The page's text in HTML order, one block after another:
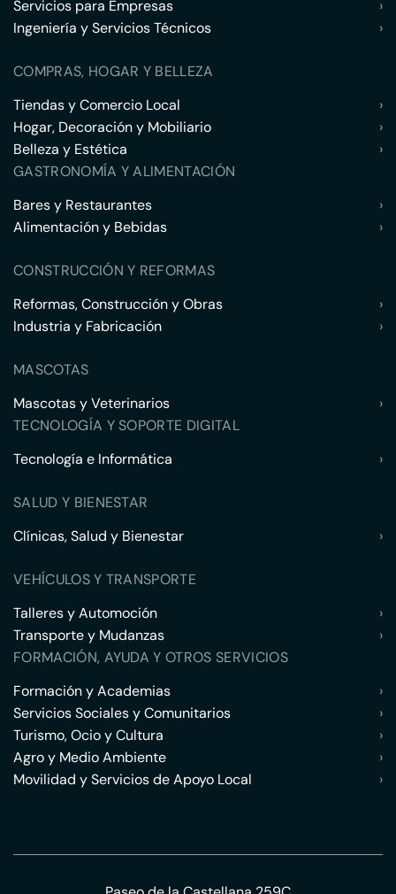
Servicios para Empresas
›
Ingeniería y Servicios Técnicos
›
COMPRAS, HOGAR Y BELLEZA
Tiendas y Comercio Local
›
Hogar, Decoración y Mobiliario
›
Belleza y Estética
›
GASTRONOMÍA Y ALIMENTACIÓN
Bares y Restaurantes
›
Alimentación y Bebidas
›
CONSTRUCCIÓN Y REFORMAS
Reformas, Construcción y Obras
›
Industria y Fabricación
›
MASCOTAS
Mascotas y Veterinarios
›
TECNOLOGÍA Y SOPORTE DIGITAL
Tecnología e Informática
›
SALUD Y BIENESTAR
Clínicas, Salud y Bienestar
›
VEHÍCULOS Y TRANSPORTE
Talleres y Automoción
›
Transporte y Mudanzas
›
FORMACIÓN, AYUDA Y OTROS SERVICIOS
Formación y Academias
›
Servicios Sociales y Comunitarios
›
Turismo, Ocio y Cultura
›
Agro y Medio Ambiente
›
Movilidad y Servicios de Apoyo Local
›